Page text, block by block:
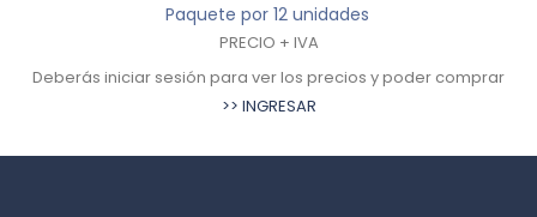
Paquete por 12 unidades
PRECIO + IVA
Deberás iniciar sesión para ver los precios y poder comprar
>> INGRESAR